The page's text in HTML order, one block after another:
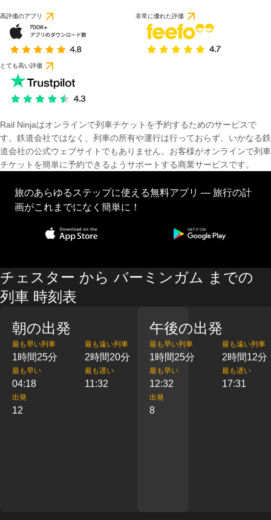
高評価のアプリ 非常に優れた評価
とても高い評価
Rail Ninjaはオンラインで列車チケットを予約するためのサービスで
す。鉄道会社ではなく、列車の所有や運行は行っておらず、いかなる鉄
道会社の公式ウェブサイトでもありません。お客様がオンラインで列車
チケットを簡単に予約できるようサポートする商業サービスです。
旅のあらゆるステップに使える無料アプリ — 旅行の計
画がこれまでになく簡単に！
チェスター から バーミンガム までの
列車 時刻表
朝の出発
最も早い列車
1時間25分
最も遠い列車
2時間20分
最も早い
04:18
最も遅い
11:32
出発
12
午後の出発
最も早い列車
1時間25分
最も遠い列車
2時間12分
最も早い
12:32
最も遅い
17:31
出発
8